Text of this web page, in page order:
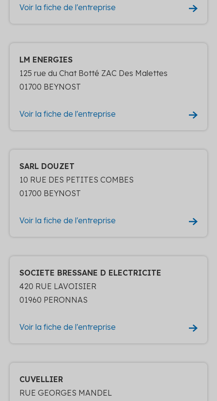
Voir la fiche de l'entreprise
LM ENERGIES
125 rue du Chat Botté ZAC Des Malettes
01700 BEYNOST
Voir la fiche de l'entreprise
SARL DOUZET
10 RUE DES PETITES COMBES
01700 BEYNOST
Voir la fiche de l'entreprise
SOCIETE BRESSANE D ELECTRICITE
420 RUE LAVOISIER
01960 PERONNAS
Voir la fiche de l'entreprise
CUVELLIER
RUE GEORGES MANDEL